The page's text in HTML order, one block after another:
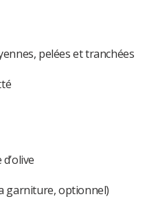
pelées et tranchées
garniture, optionnel)